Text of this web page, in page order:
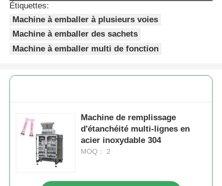
Étiquettes:
Machine à emballer à plusieurs voies
Machine à emballer des sachets
Machine à emballer multi de fonction
Machine de remplissage
d'étanchéité multi-lignes en
acier inoxydable 304
MOQ： 2